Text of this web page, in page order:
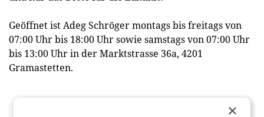
Geöffnet ist Adeg Schröger montags bis freitags von
07:00 Uhr bis 18:00 Uhr sowie samstags von 07:00 Uhr
bis 13:00 Uhr in der Marktstrasse 36a, 4201
Gramastetten.
×